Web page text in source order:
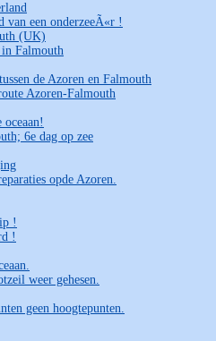
van een onderzeeÃ«r !
(UK)
Falmouth
de Azoren en Falmouth
Azoren-Falmouth
oceaan!
6e dag op zee
opde Azoren.
!
!
weer gehesen.
geen hoogtepunten.